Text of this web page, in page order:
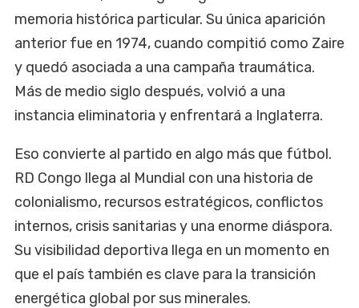
memoria histórica particular. Su única aparición
anterior fue en 1974, cuando compitió como Zaire
y quedó asociada a una campaña traumática.
Más de medio siglo después, volvió a una
instancia eliminatoria y enfrentará a Inglaterra.
Eso convierte al partido en algo más que fútbol.
RD Congo llega al Mundial con una historia de
colonialismo, recursos estratégicos, conflictos
internos, crisis sanitarias y una enorme diáspora.
Su visibilidad deportiva llega en un momento en
que el país también es clave para la transición
energética global por sus minerales.